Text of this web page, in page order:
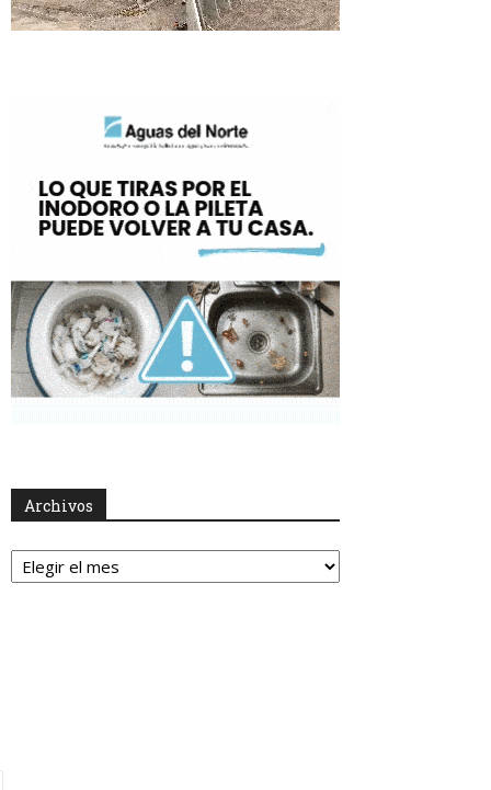
Archivos
Archivos